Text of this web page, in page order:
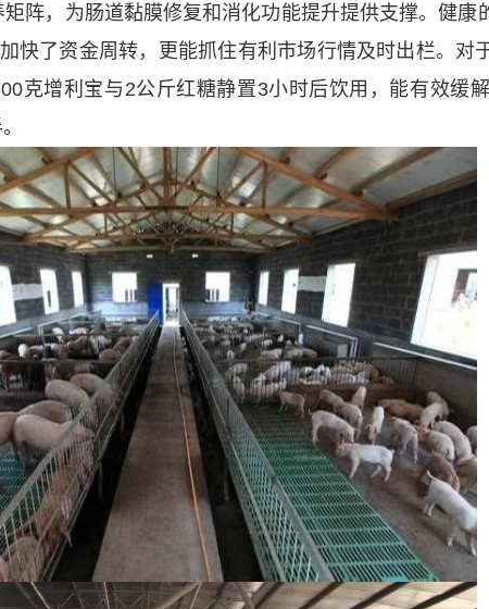
阵，为肠道黏膜修复和消化功能提升提供支撑。健康
快了资金周转，更能抓住有利市场行情及时出栏。对
增利宝与2公斤红糖静置3小时后饮用，能有效缓